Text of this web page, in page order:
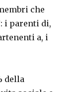
che
i parenti di,
a, i
della